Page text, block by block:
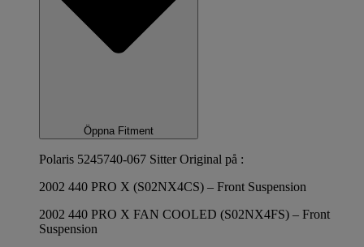
Öppna Fitment
Polaris 5245740-067 Sitter Original på :
2002 440 PRO X (S02NX4CS) – Front Suspension
2002 440 PRO X FAN COOLED (S02NX4FS) – Front
Suspension